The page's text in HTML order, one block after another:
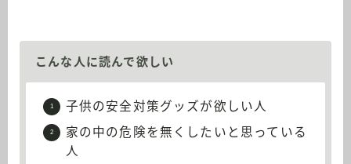
こんな人に読んで欲しい
子供の安全対策グッズが欲しい人
家の中の危険を無くしたいと思っている
人